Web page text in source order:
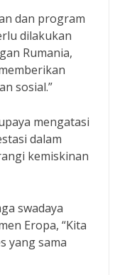
dan program
dilakukan
Rumania,
sosial.”
mengatasi
dalam
kemiskinan
swadaya
Eropa, “Kita
yang sama